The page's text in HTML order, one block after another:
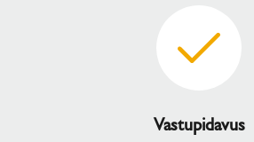
Vastupidavus